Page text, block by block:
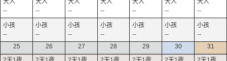
--
--
--
--
--
--
--
--
--
--
--
--
--
--
25
26 27 28 29 30 31